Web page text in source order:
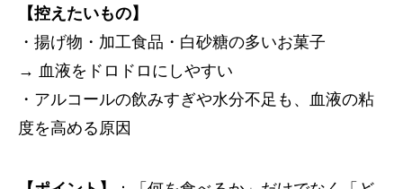
【控えたいもの】
・揚げ物・加工食品・白砂糖の多いお菓子
→ 血液をドロドロにしやすい
・アルコールの飲みすぎや水分不足も、血液の粘
度を高める原因